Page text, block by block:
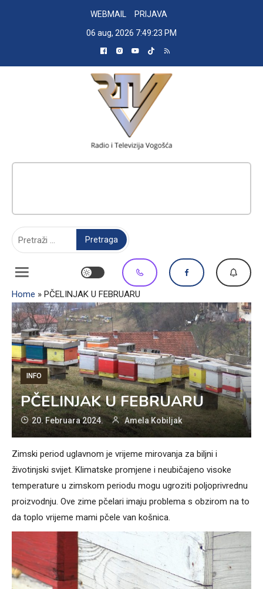
WEBMAIL
PRIJAVA
06 aug, 2026 7:49:24 PM
Home » PČELINJAK U FEBRUARU
INFO
PČELINJAK U FEBRUARU
20. Februara 2024. Amela Kobiljak
Zimski period uglavnom je vrijeme mirovanja za biljni i
životinjski svijet. Klimatske promjene i neubičajeno visoke
temperature u zimskom periodu mogu ugroziti poljoprivrednu
proizvodnju. Ove zime pčelari imaju problema s obzirom na to
da toplo vrijeme mami pčele van košnica.